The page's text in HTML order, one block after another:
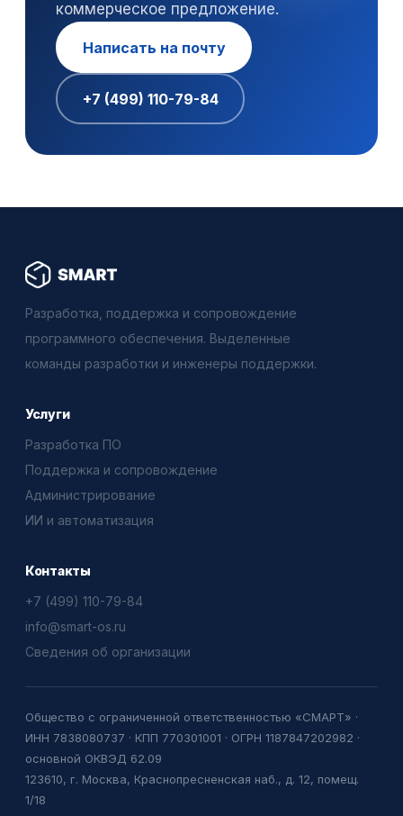
коммерческое предложение.
Написать на почту
+7 (499) 110-79-84
Разработка, поддержка и сопровождение
программного обеспечения. Выделенные
команды разработки и инженеры поддержки.
Услуги
Разработка ПО
Поддержка и сопровождение
Администрирование
ИИ и автоматизация
Контакты
+7 (499) 110-79-84
info@smart-os.ru
Сведения об организации
Общество с ограниченной ответственностью «СМАРТ» ·
ИНН 7838080737 · КПП 770301001 · ОГРН 1187847202982 ·
основной ОКВЭД 62.09
123610, г. Москва, Краснопресненская наб., д. 12, помещ.
1/18